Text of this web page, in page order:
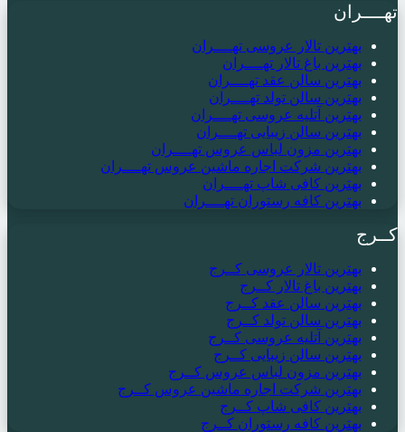
تهــــران
بهترین تالار عروسی تهــــران
بهترین باغ تالار تهــــران
بهترین سالن عقد تهــــران
بهترین سالن تولد تهــــران
بهترین آتلیه عروسی تهــــران
بهترین سالن زیبایی تهــــران
بهترین مزون لباس عروس تهــــران
بهترین شرکت اجاره ماشین عروس تهــــران
بهترین کافی شاپ تهــــران
بهترین کافه رستوران تهــــران
کــرج
بهترین تالار عروسی کــرج
بهترین باغ تالار کــرج
بهترین سالن عقد کــرج
بهترین سالن تولد کــرج
بهترین آتلیه عروسی کــرج
بهترین سالن زیبایی کــرج
بهترین مزون لباس عروس کــرج
بهترین شرکت اجاره ماشین عروس کــرج
بهترین کافی شاپ کــرج
بهترین کافه رستوران کــرج